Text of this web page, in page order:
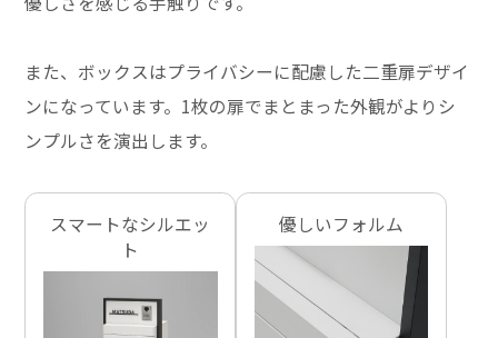
また、ボックスはプライバシーに配慮した二重扉デザイ
ンになっています。1枚の扉でまとまった外観がよりシ
ンプルさを演出します。
スマートなシルエッ
ト
優しいフォルム